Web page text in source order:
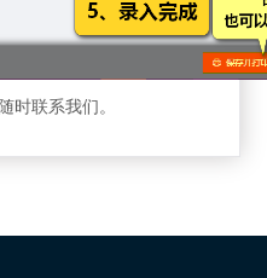
时联系我们。